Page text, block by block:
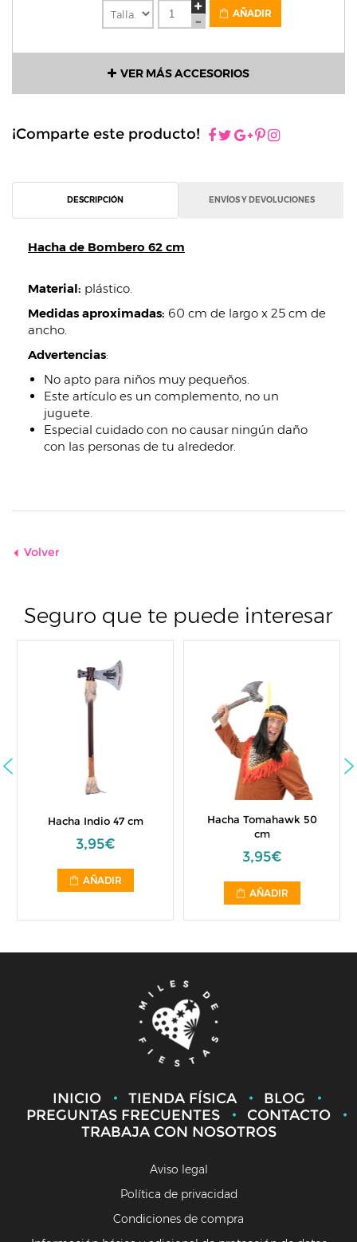
AÑADIR
VER MÁS ACCESORIOS
¡Comparte este producto!
DESCRIPCIÓN ENVÍOS Y DEVOLUCIONES
Hacha de Bombero 62 cm
Material: plástico.
Medidas aproximadas: 60 cm de largo x 25 cm de
ancho.
Advertencias:
No apto para niños muy pequeños.
Este artículo es un complemento, no un
juguete.
Especial cuidado con no causar ningún daño
con las personas de tu alrededor.
Volver
Seguro que te puede interesar
Hacha Indio 47 cm
3,95€
AÑADIR
Hacha Tomahawk 50
cm
3,95€
AÑADIR
INICIO TIENDA FÍSICA
BLOG
PREGUNTAS FRECUENTES
CONTACTO
TRABAJA CON NOSOTROS
Aviso legal
Política de privacidad
Condiciones de compra